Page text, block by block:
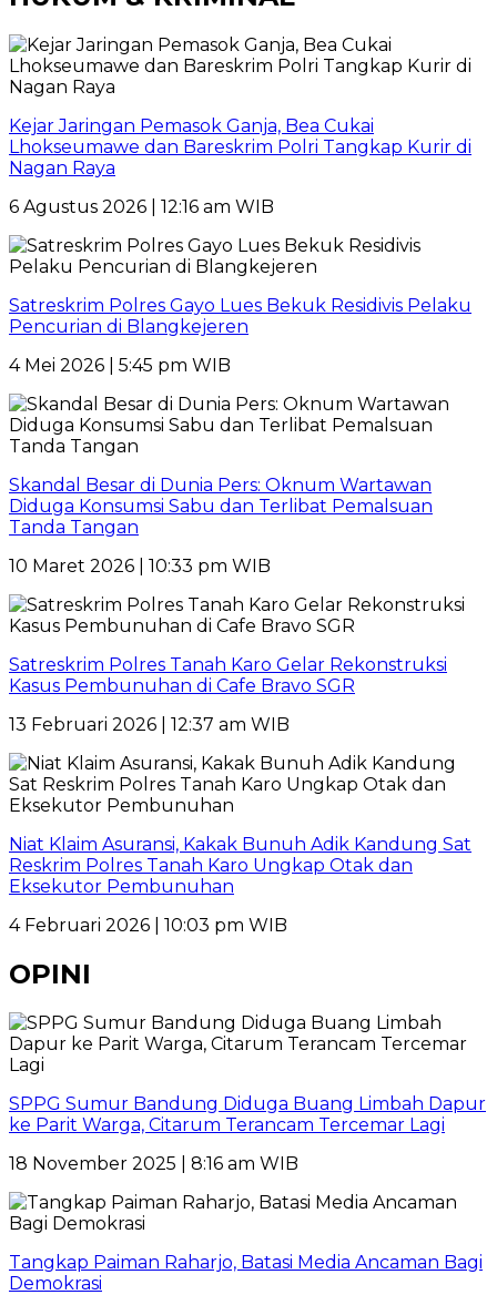
Kejar Jaringan Pemasok Ganja, Bea Cukai
Lhokseumawe dan Bareskrim Polri Tangkap Kurir di
Nagan Raya
6 Agustus 2026 | 12:16 am WIB
Satreskrim Polres Gayo Lues Bekuk Residivis Pelaku
Pencurian di Blangkejeren
4 Mei 2026 | 5:45 pm WIB
Skandal Besar di Dunia Pers: Oknum Wartawan
Diduga Konsumsi Sabu dan Terlibat Pemalsuan
Tanda Tangan
10 Maret 2026 | 10:33 pm WIB
Satreskrim Polres Tanah Karo Gelar Rekonstruksi
Kasus Pembunuhan di Cafe Bravo SGR
13 Februari 2026 | 12:37 am WIB
Niat Klaim Asuransi, Kakak Bunuh Adik Kandung Sat
Reskrim Polres Tanah Karo Ungkap Otak dan
Eksekutor Pembunuhan
4 Februari 2026 | 10:03 pm WIB
OPINI
SPPG Sumur Bandung Diduga Buang Limbah Dapur
ke Parit Warga, Citarum Terancam Tercemar Lagi
18 November 2025 | 8:16 am WIB
Tangkap Paiman Raharjo, Batasi Media Ancaman Bagi
Demokrasi